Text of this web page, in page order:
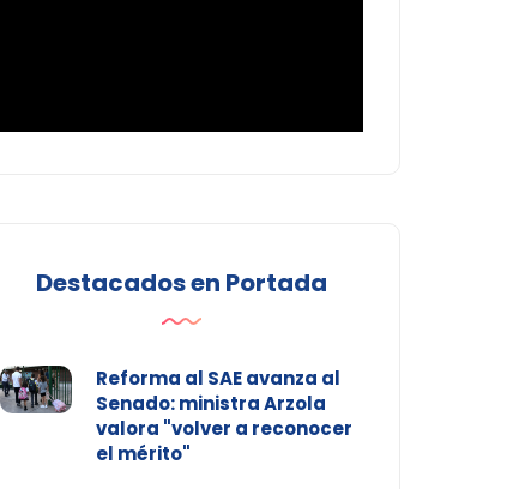
Destacados en Portada
Reforma al SAE avanza al
Senado: ministra Arzola
valora "volver a reconocer
el mérito"